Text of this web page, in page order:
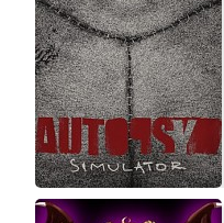
Frostpunk: On The